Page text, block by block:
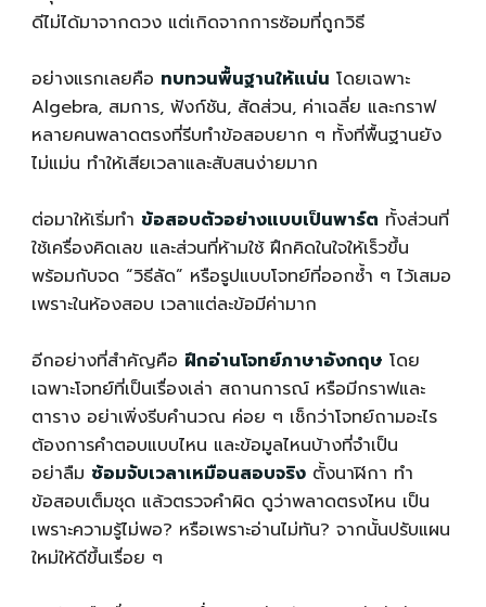
ดีไม่ได้มาจากดวง แต่เกิดจากการซ้อมที่ถูกวิธี
อย่างแรกเลยคือ ทบทวนพื้นฐานให้แน่น โดยเฉพาะ
Algebra, สมการ, ฟังก์ชัน, สัดส่วน, ค่าเฉลี่ย และกราฟ
หลายคนพลาดตรงที่รีบทำข้อสอบยาก ๆ ทั้งที่พื้นฐานยัง
ไม่แม่น ทำให้เสียเวลาและสับสนง่ายมาก
ต่อมาให้เริ่มทำ ข้อสอบตัวอย่างแบบเป็นพาร์ต ทั้งส่วนที่
ใช้เครื่องคิดเลข และส่วนที่ห้ามใช้ ฝึกคิดในใจให้เร็วขึ้น
พร้อมกับจด “วิธีลัด” หรือรูปแบบโจทย์ที่ออกซ้ำ ๆ ไว้เสมอ
เพราะในห้องสอบ เวลาแต่ละข้อมีค่ามาก
อีกอย่างที่สำคัญคือ ฝึกอ่านโจทย์ภาษาอังกฤษ โดย
เฉพาะโจทย์ที่เป็นเรื่องเล่า สถานการณ์ หรือมีกราฟและ
ตาราง อย่าเพิ่งรีบคำนวณ ค่อย ๆ เช็กว่าโจทย์ถามอะไร
ต้องการคำตอบแบบไหน และข้อมูลไหนบ้างที่จำเป็น
อย่าลืม ซ้อมจับเวลาเหมือนสอบจริงตั้งนาฬิกา ทำ
ข้อสอบเต็มชุด แล้วตรวจคำผิด ดูว่าพลาดตรงไหน เป็น
เพราะความรู้ไม่พอ? หรือเพราะอ่านไม่ทัน? จากนั้นปรับแผน
ใหม่ให้ดีขึ้นเรื่อย ๆ